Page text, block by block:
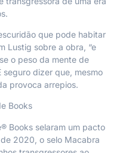
que pode habitar
Lustig sobre a obra, “e
o peso da mente de
seguro dizer que, mesmo
provoca arrepios.
Books
Books selaram um pacto
2020, o selo Macabra